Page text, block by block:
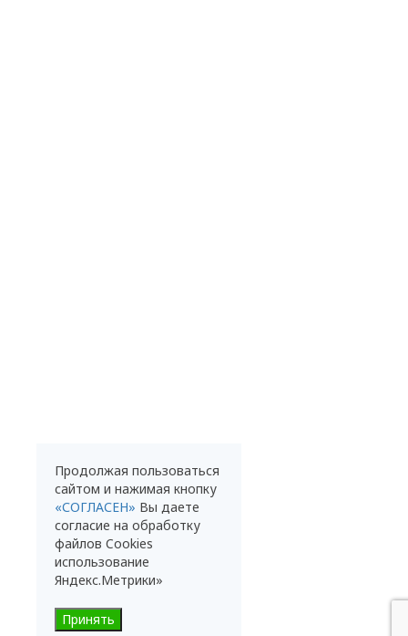
Продолжая пользоваться
сайтом и нажимая кнопку
«СОГЛАСЕН» Вы даете
согласие на обработку
файлов Cookies
использование
Яндекс.Метрики»
Принять